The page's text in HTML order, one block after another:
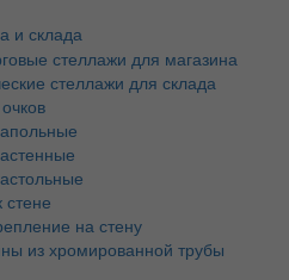
и склада
стеллажи для магазина
стеллажи для склада
на стену
из хромированной трубы